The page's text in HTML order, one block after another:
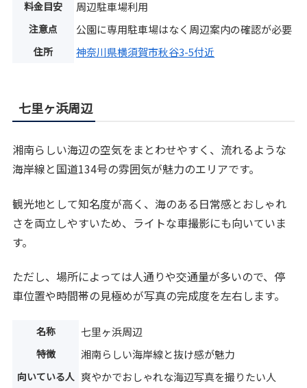
料金目安 周辺駐車場利用
注意点 公園に専用駐車場はなく周辺案内の確認が必要
住所 神奈川県横須賀市秋谷3-5付近
七里ヶ浜周辺
湘南らしい海辺の空気をまとわせやすく、流れるような
海岸線と国道134号の雰囲気が魅力のエリアです。
観光地として知名度が高く、海のある日常感とおしゃれ
さを両立しやすいため、ライトな車撮影にも向いていま
す。
ただし、場所によっては人通りや交通量が多いので、停
車位置や時間帯の見極めが写真の完成度を左右します。
名称 七里ヶ浜周辺
特徴 湘南らしい海岸線と抜け感が魅力
向いている人 爽やかでおしゃれな海辺写真を撮りたい人